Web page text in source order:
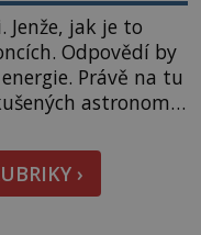
Jenže, jak je to
Odpovědí by
Právě na tu
astronomů.
kometu!
a Gary Bernstein
snímky v rámci
›